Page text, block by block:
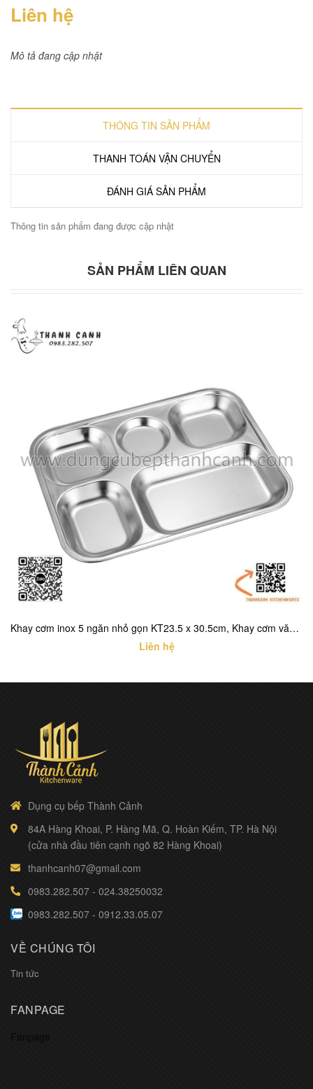
Liên hệ
Mô tả đang cập nhật
THÔNG TIN SẢN PHẨM
THANH TOÁN VẬN CHUYỂN
ĐÁNH GIÁ SẢN PHẨM
Thông tin sản phẩm đang được cập nhật
SẢN PHẨM LIÊN QUAN
Khay cơm inox 5 ngăn nhỏ gọn KT23.5 x 30.5cm, Khay cơm văn phòng
Liên hệ
Dụng cụ bếp Thành Cảnh
84A Hàng Khoai, P. Hàng Mã, Q. Hoàn Kiếm, TP. Hà Nội
(cửa nhà đầu tiên cạnh ngõ 82 Hàng Khoai)
thanhcanh07@gmail.com
0983.282.507 - 024.38250032
0983.282.507 - 0912.33.05.07
VỀ CHÚNG TÔI
Tin tức
FANPAGE